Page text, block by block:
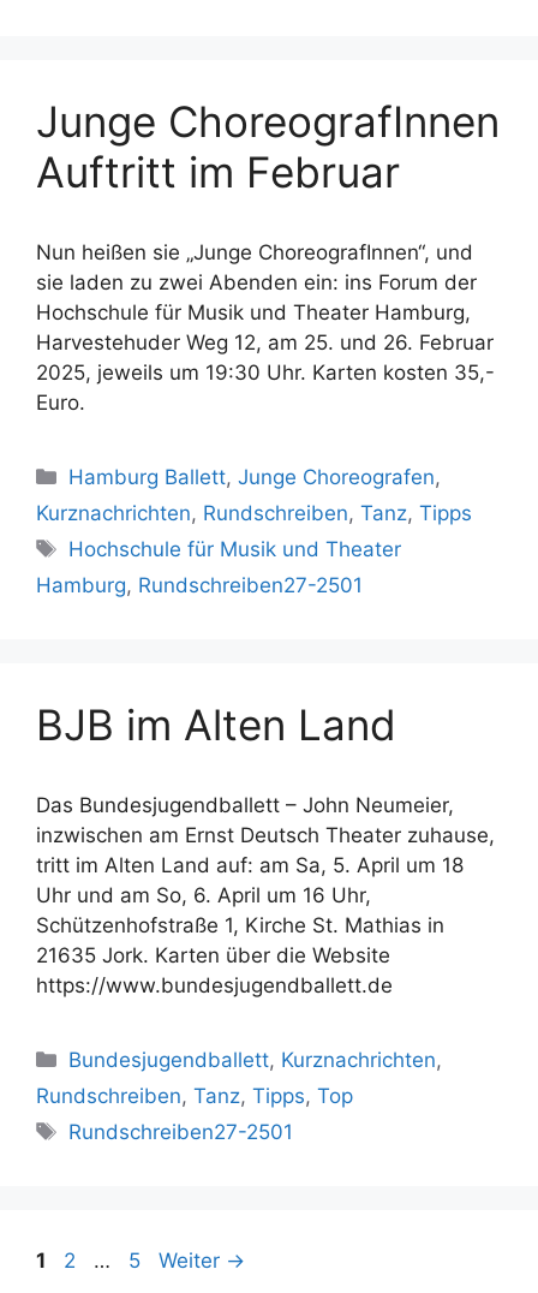
Junge ChoreografInnen
Auftritt im Februar
Nun heißen sie „Junge ChoreografInnen“, und
sie laden zu zwei Abenden ein: ins Forum der
Hochschule für Musik und Theater Hamburg,
Harvestehuder Weg 12, am 25. und 26. Februar
2025, jeweils um 19:30 Uhr. Karten kosten 35,-
Euro.
Kategorien
Hamburg Ballett,Junge Choreografen,
Kurznachrichten, Rundschreiben, Tanz, Tipps
Schlagwörter
Hochschule für Musik und Theater
Hamburg, Rundschreiben27-2501
BJB im Alten Land
Das Bundesjugendballett – John Neumeier,
inzwischen am Ernst Deutsch Theater zuhause,
tritt im Alten Land auf: am Sa, 5. April um 18
Uhr und am So, 6. April um 16 Uhr,
Schützenhofstraße 1, Kirche St. Mathias in
21635 Jork. Karten über die Website
https://www.bundesjugendballett.de
Kategorien
Bundesjugendballett, Kurznachrichten,
Rundschreiben, Tanz, Tipps, Top
Schlagwörter
Rundschreiben27-2501
Seite
1 Seite
2 … Seite
5 Weiter →